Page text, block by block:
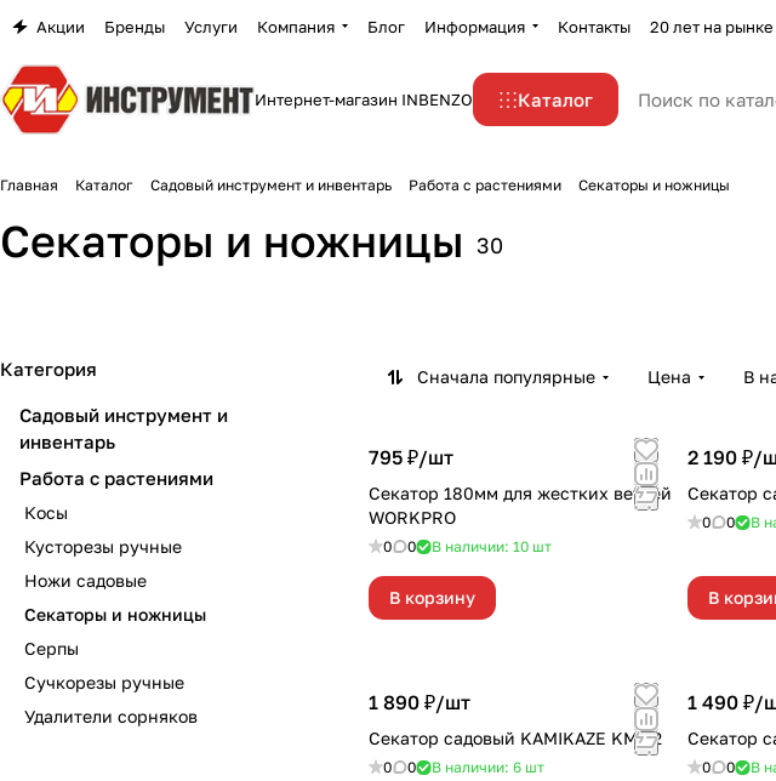
Акции Бренды Услуги Компания Блог Информация Контакты 20 лет на рынке
Интернет-магазин INBENZO Каталог
Главная Каталог Садовый инструмент и инвентарь Работа с растениями Секаторы и ножницы
Секаторы и ножницы 30
Сначала популярные Цена В
795 ₽/шт
Секатор 180мм для жестких ветвей
WORKPRO
0 0 В наличии: 10 шт
В корзину
2 190 ₽/
Секатор
0 0 В
В
1 890 ₽/шт
Секатор садовый KAMIKAZE KM-12
0 0 В наличии: 6 шт
1 490 ₽/
Секатор
0 0 В
Категория
Садовый инструмент и
инвентарь
Работа с растениями
Косы
Кусторезы ручные
Ножи садовые
Секаторы и ножницы
Серпы
Сучкорезы ручные
Удалители сорняков